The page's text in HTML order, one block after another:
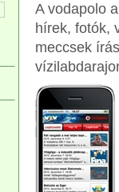
A vodapolo
hírek, fotók,
meccsek